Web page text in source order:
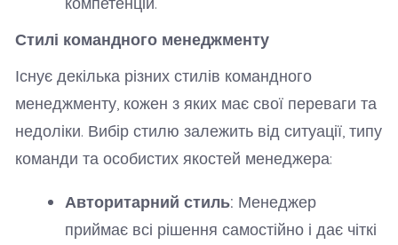
Стилі командного менеджменту
Існує декілька різних стилів командного
менеджменту, кожен з яких має свої переваги та
недоліки. Вибір стилю залежить від ситуації, типу
команди та особистих якостей менеджера:
Авторитарний стиль: Менеджер
приймає всі рішення самостійно і дає чіткі